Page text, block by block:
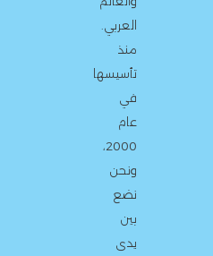
العربي.
منذ
تأسيسها
في
عام
2000،
ونحن
نضع
بين
يدى